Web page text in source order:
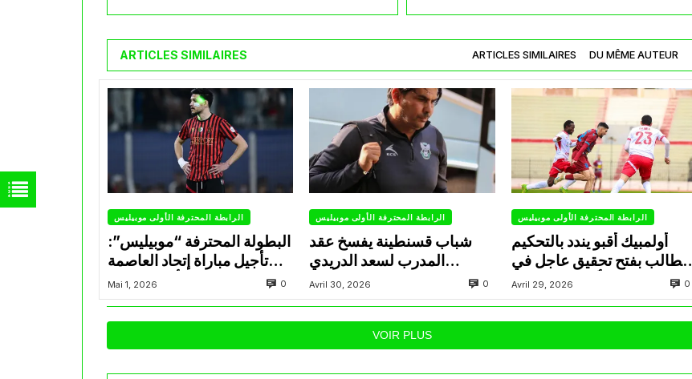
ARTICLES SIMILAIRES ARTICLES SIMILAIRES DU MÊME AUTEUR
الرابطة المحترفة الأولى موبيليس
البطولة المحترفة “موبيليس”:
تأجيل مباراة إتحاد العاصمة
وأتلتيك بارادو
Mai 1, 2026 0
الرابطة المحترفة الأولى موبيليس
شباب قسنطينة يفسخ عقد
المدرب لسعد الدريدي
بالتراضي
Avril 30, 2026 0
الرابطة المحترفة الأولى موبيليس
أولمبيك أقبو يندد بالتحكيم
ويطالب بفتح تحقيق عاجل في
تجاوزات أثّرت على نتائج
الفريق
Avril 29, 2026 0
VOIR PLUS